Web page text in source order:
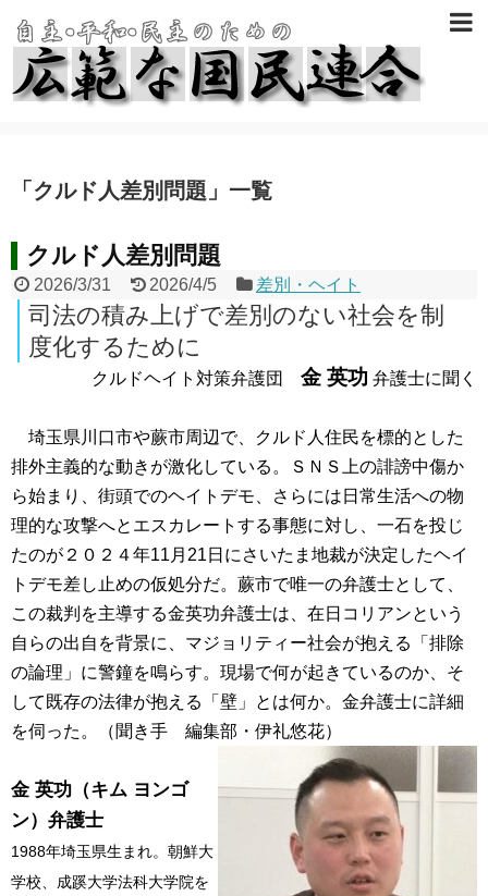
「 クルド人差別問題 」 一覧
クルド人差別問題
2026/3/31 2026/4/5 差別・ヘイト
司法の積み上げで差別のない社会を制
度化するために
クルドヘイト対策弁護団 金 英功 弁護士に聞く
埼玉県川口市や蕨市周辺で、クルド人住民を標的とした
排外主義的な動きが激化している。ＳＮＳ上の誹謗中傷か
ら始まり、街頭でのヘイトデモ、さらには日常生活への物
理的な攻撃へとエスカレートする事態に対し、一石を投じ
たのが２０２４年11月21日にさいたま地裁が決定したヘイ
トデモ差し止めの仮処分だ。蕨市で唯一の弁護士として、
この裁判を主導する金英功弁護士は、在日コリアンという
自らの出自を背景に、マジョリティー社会が抱える「排除
の論理」に警鐘を鳴らす。現場で何が起きているのか、そ
して既存の法律が抱える「壁」とは何か。金弁護士に詳細
を伺った。（聞き手 編集部・伊礼悠花）
金 英功（キム ヨンゴ
ン）弁護士
1988年埼玉県生まれ。朝鮮大
学校、成蹊大学法科大学院を